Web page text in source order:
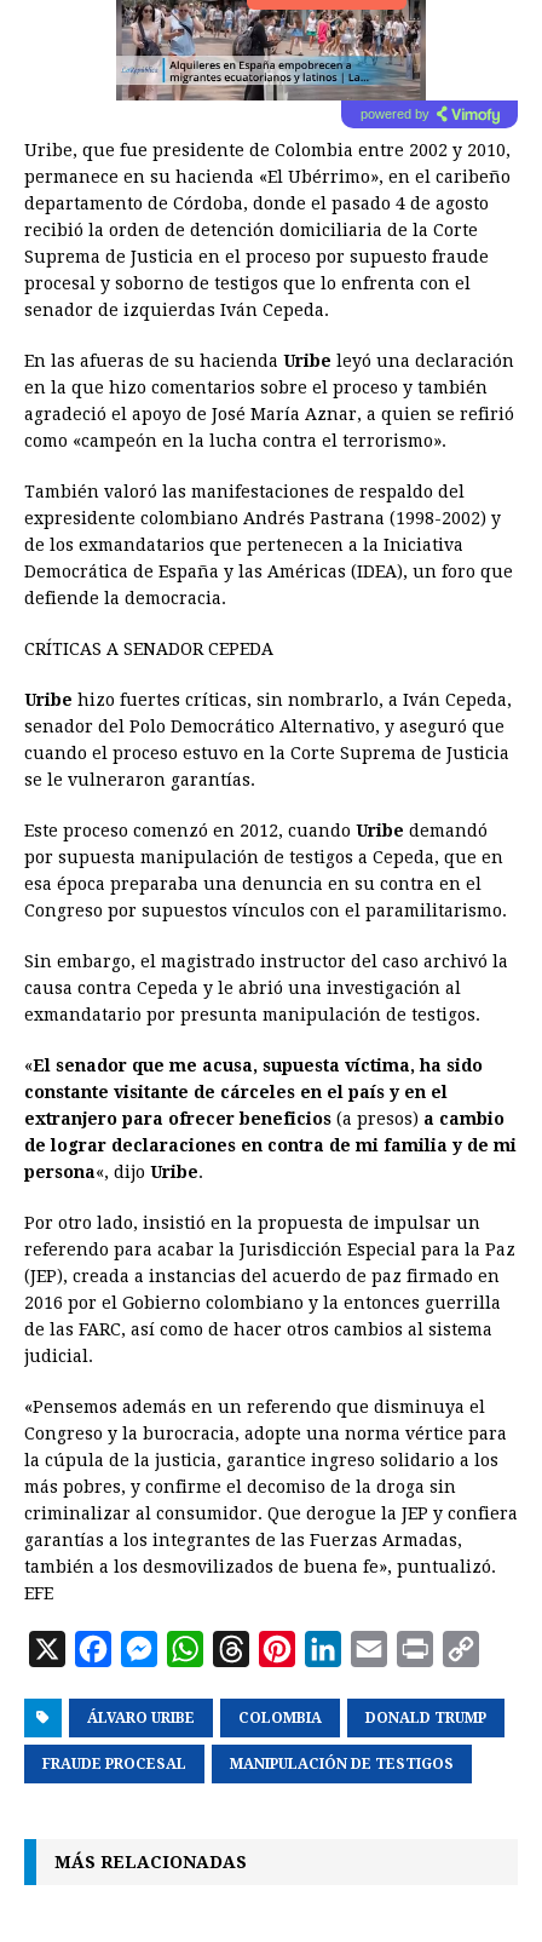
powered by
Uribe, que fue presidente de Colombia entre 2002 y 2010,
permanece en su hacienda «El Ubérrimo», en el caribeño
departamento de Córdoba, donde el pasado 4 de agosto
recibió la orden de detención domiciliaria de la Corte
Suprema de Justicia en el proceso por supuesto fraude
procesal y soborno de testigos que lo enfrenta con el
senador de izquierdas Iván Cepeda.
En las afueras de su hacienda Uribe leyó una declaración
en la que hizo comentarios sobre el proceso y también
agradeció el apoyo de José María Aznar, a quien se refirió
como «campeón en la lucha contra el terrorismo».
También valoró las manifestaciones de respaldo del
expresidente colombiano Andrés Pastrana (1998-2002) y
de los exmandatarios que pertenecen a la Iniciativa
Democrática de España y las Américas (IDEA), un foro que
defiende la democracia.
CRÍTICAS A SENADOR CEPEDA
Uribe hizo fuertes críticas, sin nombrarlo, a Iván Cepeda,
senador del Polo Democrático Alternativo, y aseguró que
cuando el proceso estuvo en la Corte Suprema de Justicia
se le vulneraron garantías.
Este proceso comenzó en 2012, cuando Uribe demandó
por supuesta manipulación de testigos a Cepeda, que en
esa época preparaba una denuncia en su contra en el
Congreso por supuestos vínculos con el paramilitarismo.
Sin embargo, el magistrado instructor del caso archivó la
causa contra Cepeda y le abrió una investigación al
exmandatario por presunta manipulación de testigos.
«El senador que me acusa, supuesta víctima, ha sido
constante visitante de cárceles en el país y en el
extranjero para ofrecer beneficios (a presos) a cambio
de lograr declaraciones en contra de mi familia y de mi
persona«, dijo Uribe.
Por otro lado, insistió en la propuesta de impulsar un
referendo para acabar la Jurisdicción Especial para la Paz
(JEP), creada a instancias del acuerdo de paz firmado en
2016 por el Gobierno colombiano y la entonces guerrilla
de las FARC, así como de hacer otros cambios al sistema
judicial.
«Pensemos además en un referendo que disminuya el
Congreso y la burocracia, adopte una norma vértice para
la cúpula de la justicia, garantice ingreso solidario a los
más pobres, y confirme el decomiso de la droga sin
criminalizar al consumidor. Que derogue la JEP y confiera
garantías a los integrantes de las Fuerzas Armadas,
también a los desmovilizados de buena fe», puntualizó.
EFE
X
c
e
o
M
s
s
g
W
p
r
e
n
t
k
a
i
i
n
p
ÁLVARO URIBE COLOMBIA DONALD TRUMP
FRAUDE PROCESAL MANIPULACIÓN DE TESTIGOS
MÁS RELACIONADAS